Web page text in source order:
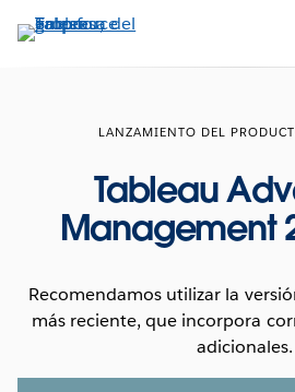
LANZAMIENTO DEL
Tableau
Management
Recomendamos utilizar la
más reciente, que incorpora
adicionales.